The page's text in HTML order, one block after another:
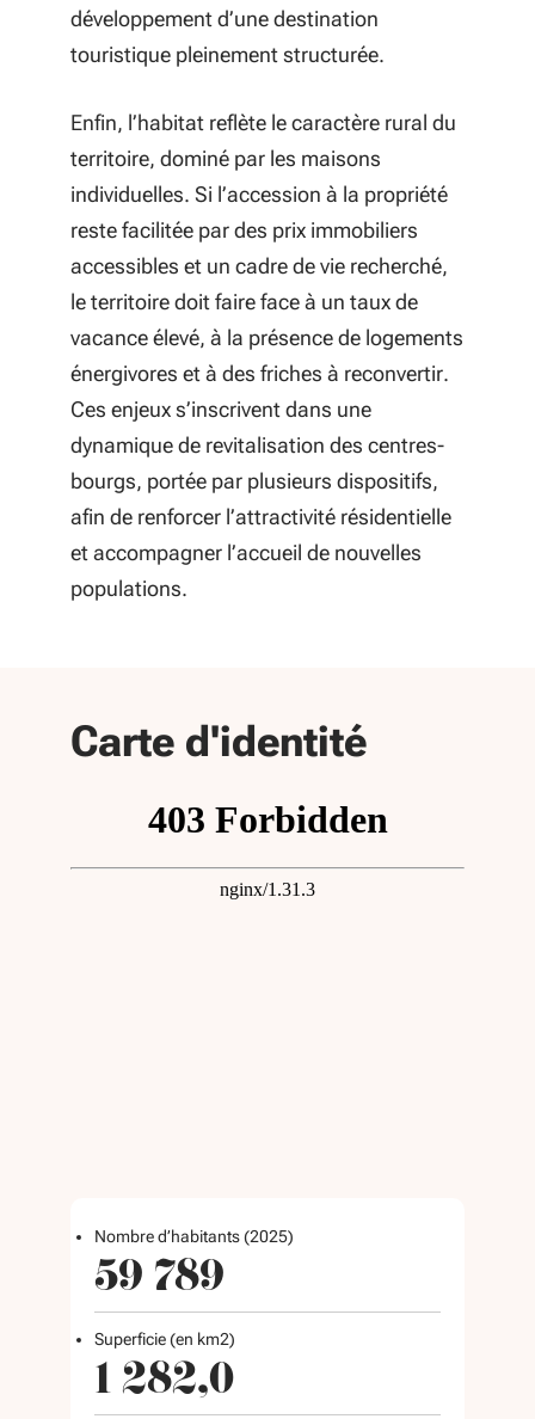
développement d’une destination
touristique pleinement structurée.
Enfin, l’habitat reflète le caractère rural du
territoire, dominé par les maisons
individuelles. Si l’accession à la propriété
reste facilitée par des prix immobiliers
accessibles et un cadre de vie recherché,
le territoire doit faire face à un taux de
vacance élevé, à la présence de logements
énergivores et à des friches à reconvertir.
Ces enjeux s’inscrivent dans une
dynamique de revitalisation des centres-
bourgs, portée par plusieurs dispositifs,
afin de renforcer l’attractivité résidentielle
et accompagner l’accueil de nouvelles
populations.
Carte d'identité
Nombre d’habitants (2025)
59 789
Superficie (en km2)
1 282,0